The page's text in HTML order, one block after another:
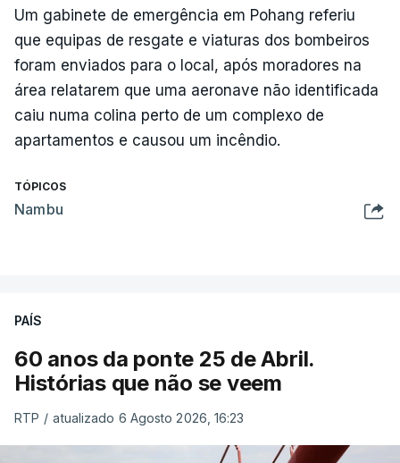
Um gabinete de emergência em Pohang referiu
que equipas de resgate e viaturas dos bombeiros
foram enviados para o local, após moradores na
área relatarem que uma aeronave não identificada
caiu numa colina perto de um complexo de
apartamentos e causou um incêndio.
TÓPICOS
Nambu
PAÍS
60 anos da ponte 25 de Abril.
Histórias que não se veem
RTP / atualizado 6 Agosto 2026, 16:23